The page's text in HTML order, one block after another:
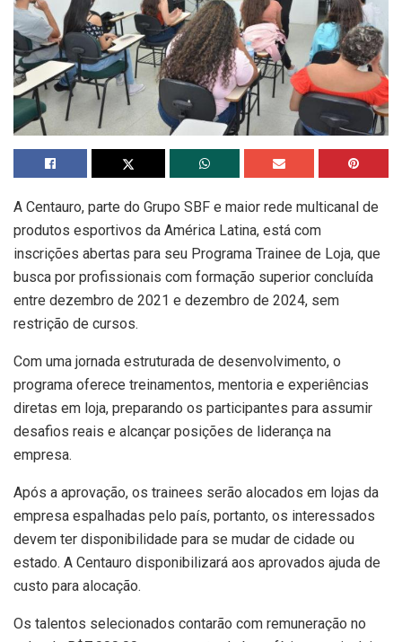
A Centauro, parte do Grupo SBF e maior rede multicanal de
produtos esportivos da América Latina, está com
inscrições abertas para seu Programa Trainee de Loja, que
busca por profissionais com formação superior concluída
entre dezembro de 2021 e dezembro de 2024, sem
restrição de cursos.
Com uma jornada estruturada de desenvolvimento, o
programa oferece treinamentos, mentoria e experiências
diretas em loja, preparando os participantes para assumir
desafios reais e alcançar posições de liderança na
empresa.
Após a aprovação, os trainees serão alocados em lojas da
empresa espalhadas pelo país, portanto, os interessados
devem ter disponibilidade para se mudar de cidade ou
estado. A Centauro disponibilizará aos aprovados ajuda de
custo para alocação.
Os talentos selecionados contarão com remuneração no